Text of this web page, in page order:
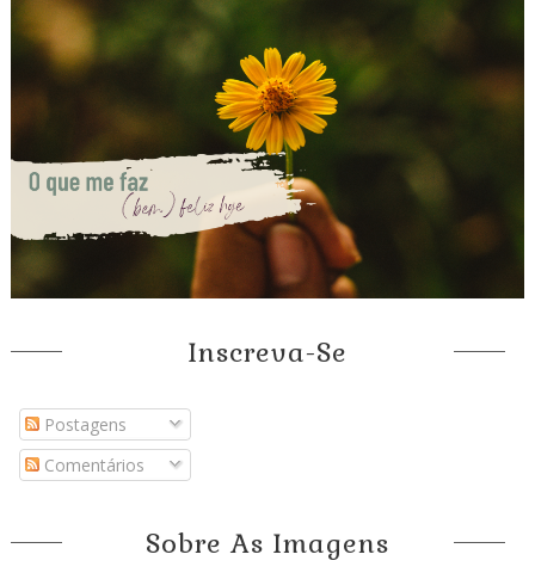
Inscreva-Se
Postagens
Comentários
Sobre As Imagens